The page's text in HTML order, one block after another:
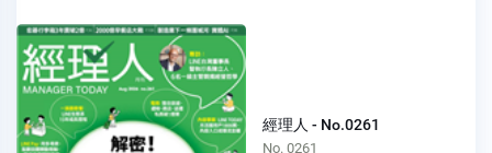
經理人 - No.0261
No. 0261